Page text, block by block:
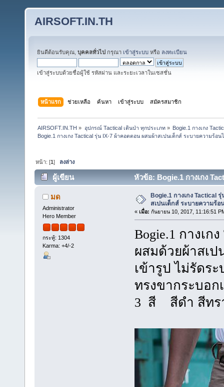
AIRSOFT.IN.TH
ยินดีต้อนรับคุณ, บุคคลทั่วไป กรุณา เข้าสู่ระบบ หรือ ลงทะเบียน
เข้าสู่ระบบด้วยชื่อผู้ใช้ รหัสผ่าน และระยะเวลาในเซสชั่น
หน้าแรก ช่วยเหลือ ค้นหา เข้าสู่ระบบ สมัครสมาชิก
AIRSOFT.IN.TH » อุปกรณ์ Tactical เดินป่า ทุกประเภท» Bogie.1 กางเกง
Bogie.1 กางเกง Tactical รุ่น IX-7 ผ้าคอตตอน ผสมผ้าสเปนเด็กส์ ระบายความร้อ
หน้า: [1] ลงล่าง
ผู้เขียน
หัวข้อ: Bogie.1 กางเกง
55891 ครั้ง)
มด
Administrator
Hero Member
กระทู้: 1304
Karma: +4/-2
Bogie.1 กางเกง Tactical
สเปนเด็กส์ ระบายความร้อ
« เมื่อ: กันยายน 10, 2017, 11:16:51
Bogie.1 กางเก
ผสมด้วยผ้าสเป
เข้ารูป ไม่รัดระ
ทรงขากระบอ
3 สี สีดำ สีทรา